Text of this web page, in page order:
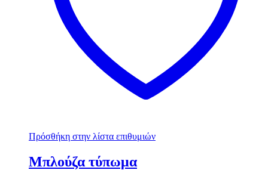
Πρόσθήκη στην λίστα επιθυμιών
Μπλούζα τύπωμα